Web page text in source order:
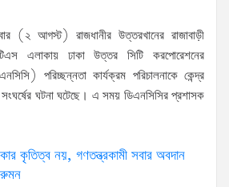
(২ আগস্ট) রাজধানীর উত্তরখানের রাজাবাড়ী
এলাকায় ঢাকা উত্তর সিটি করপোরেশনের
পরিচ্ছন্নতা কার্যক্রম পরিচালনাকে কেন্দ্র
ঘটনা ঘটেছে। এ সময় ডিএনসিসির প্রশাসক
কৃতিত্ব নয়, গণতন্ত্রকামী সবার অবদান